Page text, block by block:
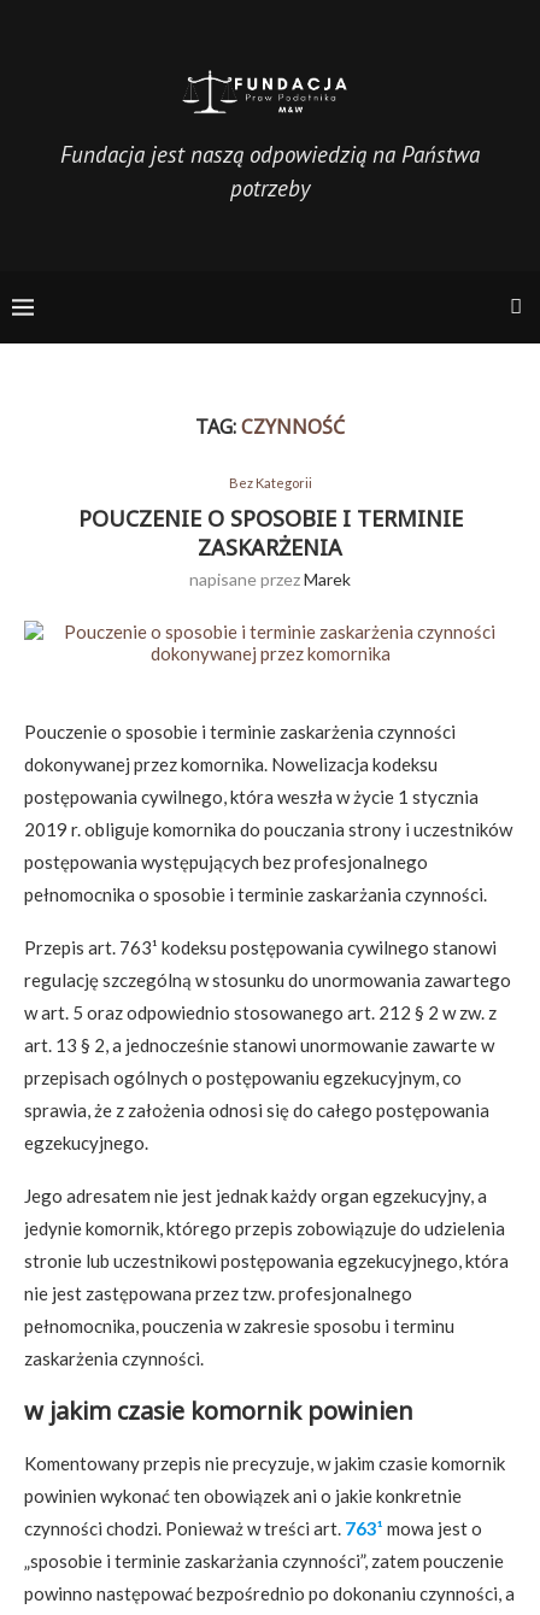
Fundacja jest naszą odpowiedzią na Państwa
potrzeby
TAG:CZYNNOŚĆ
Bez Kategorii
POUCZENIE O SPOSOBIE I TERMINIE
ZASKARŻENIA
napisane przezMarek
Pouczenie o sposobie i terminie zaskarżenia czynności
dokonywanej przez komornika. Nowelizacja kodeksu
postępowania cywilnego, która weszła w życie 1 stycznia
2019 r. obliguje komornika do pouczania strony i uczestników
postępowania występujących bez profesjonalnego
pełnomocnika o sposobie i terminie zaskarżania czynności.
Przepis art. 763¹ kodeksu postępowania cywilnego stanowi
regulację szczególną w stosunku do unormowania zawartego
w art. 5 oraz odpowiednio stosowanego art. 212 § 2 w zw. z
art. 13 § 2, a jednocześnie stanowi unormowanie zawarte w
przepisach ogólnych o postępowaniu egzekucyjnym, co
sprawia, że z założenia odnosi się do całego postępowania
egzekucyjnego.
Jego adresatem nie jest jednak każdy organ egzekucyjny, a
jedynie komornik, którego przepis zobowiązuje do udzielenia
stronie lub uczestnikowi postępowania egzekucyjnego, która
nie jest zastępowana przez tzw. profesjonalnego
pełnomocnika, pouczenia w zakresie sposobu i terminu
zaskarżenia czynności.
w jakim czasie komornik powinien
Komentowany przepis nie precyzuje, w jakim czasie komornik
powinien wykonać ten obowiązek ani o jakie konkretnie
czynności chodzi. Ponieważ w treści art. 763¹ mowa jest o
„sposobie i terminie zaskarżania czynności”, zatem pouczenie
powinno następować bezpośrednio po dokonaniu czynności, a